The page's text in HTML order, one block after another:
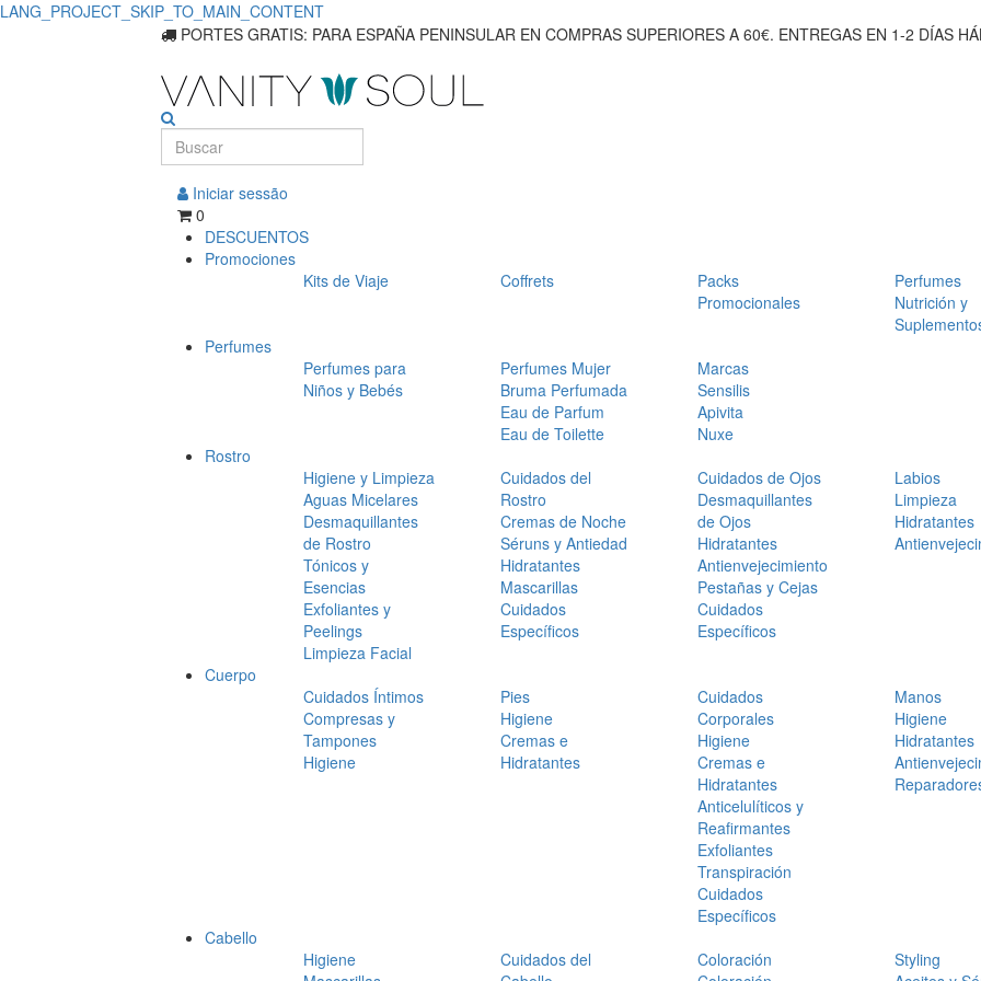
LANG_PROJECT_SKIP_TO_MAIN_CONTENT
PORTES GRATIS: PARA ESPAÑA PENINSULAR EN COMPRAS SUPERIORES A 60€. ENTREGAS EN 1-2 DÍAS
Iniciar sessão
0
DESCUENTOS
Promociones
Kits de Viaje
Coffrets
Packs
Promocionales
Perfumes
Nutrición y
Perfumes
Perfumes para
Niños y Bebés
Perfumes Mujer
Bruma Perfumada
Eau de Parfum
Eau de Toilette
Marcas
Sensilis
Apivita
Nuxe
Rostro
Higiene y Limpieza
Aguas Micelares
Desmaquillantes
de Rostro
Tónicos y
Esencias
Exfoliantes y
Peelings
Limpieza Facial
Cuidados del
Rostro
Cremas de Noche
Séruns y Antiedad
Hidratantes
Mascarillas
Cuidados
Específicos
Cuidados de Ojos
Desmaquillantes
de Ojos
Hidratantes
Antienvejecimiento
Pestañas y Cejas
Cuidados
Específicos
Labios
Limpieza
Hidratantes
Cuerpo
Cuidados Íntimos
Compresas y
Tampones
Higiene
Pies
Higiene
Cremas e
Hidratantes
Cuidados
Corporales
Higiene
Cremas e
Hidratantes
Anticelulíticos y
Reafirmantes
Exfoliantes
Transpiración
Cuidados
Específicos
Manos
Higiene
Hidratantes
Cabello
Higiene
Cuidados del
Coloración
Styling